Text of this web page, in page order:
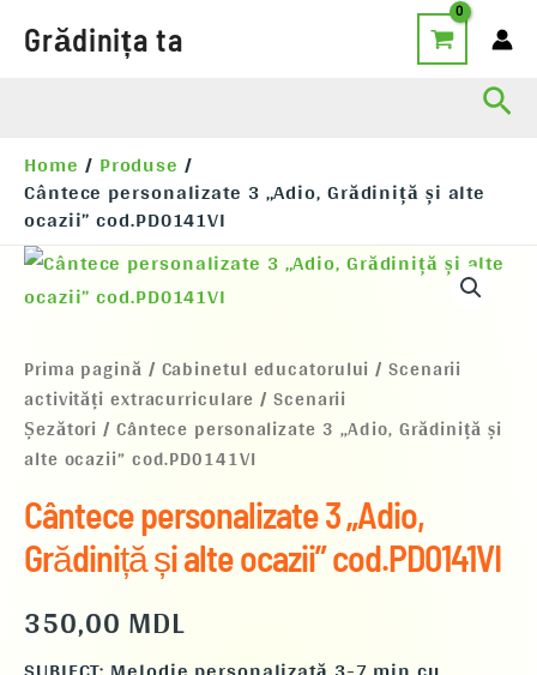
Grădinița ta
Home Produse
Cântece personalizate 3 „Adio, Grădiniță și alte
ocazii” cod.PD0141VI
Prima pagină / Cabinetul educatorului /Scenarii
activități extracurriculare /Scenarii
Șezători / Cântece personalizate 3 „Adio, Grădiniță și
alte ocazii” cod.PD0141VI
Cântece personalizate 3 „Adio,
Grădiniță și alte ocazii” cod.PD0141VI
350,00MDL
Cantitate
Cântece
personalizate
Grădiniță
și
alte
ocazii”
cod.PD0141VI